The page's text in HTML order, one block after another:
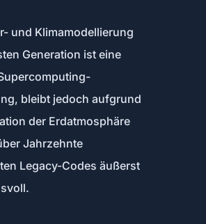
und Klimamodellierung
Generation ist eine
bleibt jedoch aufgrund
der Erdatmosphäre
Jahrzehnte
Legacy-Codes äußerst